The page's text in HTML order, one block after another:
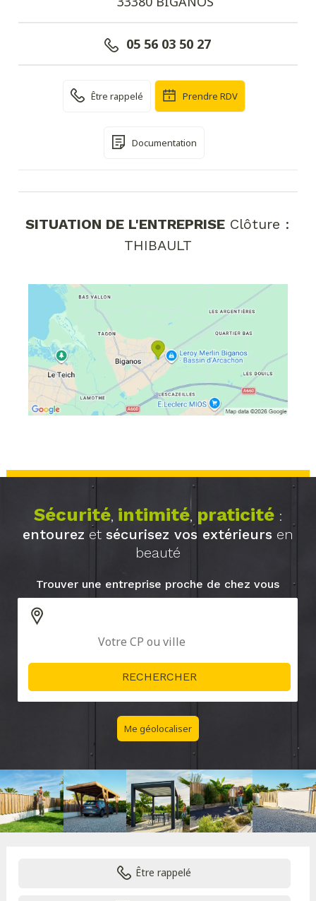
05 56 03 50 27
Être rappelé Prendre RDV
Documentation
SITUATION DE L'ENTREPRISE Clôture :
THIBAULT
Sécurité, intimité, praticité:
entourez et sécurisez vos extérieurs en
beauté
Trouver une entreprise proche de chez vous
Me géolocaliser
Être rappelé